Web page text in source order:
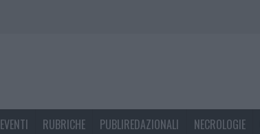
EVENTI RUBRICHE PUBLIREDAZIONALI NECROLOGIE